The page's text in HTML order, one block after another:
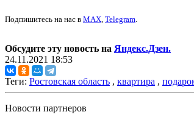
Подпишитесь на нас в MAX, Telegram.
Обсудите эту новость на Яндекс.Дзен.
24.11.2021 18:53
Теги: Ростовская область , квартира ,
Новости партнеров